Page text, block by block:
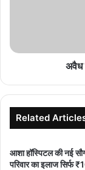
अवैध
Related
आशा हॉस्पिटल की नई
परिवार का इलाज सिर्फ